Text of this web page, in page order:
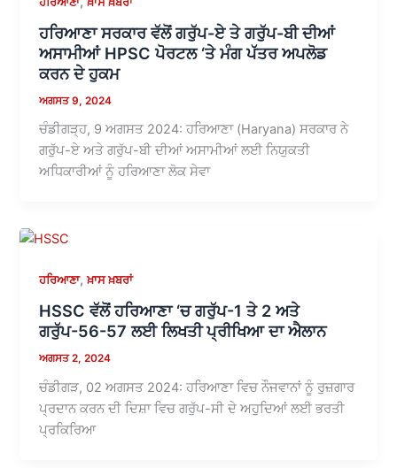
ਹਰਿਆਣਾ ਸਰਕਾਰ ਵੱਲੋਂ ਗਰੁੱਪ-ਏ ਤੇ ਗਰੁੱਪ-ਬੀ ਦੀਆਂ
ਅਸਾਮੀਆਂ HPSC ਪੋਰਟਲ ‘ਤੇ ਮੰਗ ਪੱਤਰ ਅਪਲੋਡ
ਕਰਨ ਦੇ ਹੁਕਮ
ਅਗਸਤ 9, 2024
ਚੰਡੀਗੜ੍ਹ, 9 ਅਗਸਤ 2024: ਹਰਿਆਣਾ (Haryana) ਸਰਕਾਰ ਨੇ
ਗਰੁੱਪ-ਏ ਅਤੇ ਗਰੁੱਪ-ਬੀ ਦੀਆਂ ਅਸਾਮੀਆਂ ਲਈ ਨਿਯੁਕਤੀ
ਅਧਿਕਾਰੀਆਂ ਨੂੰ ਹਰਿਆਣਾ ਲੋਕ ਸੇਵਾ
ਹਰਿਆਣਾ,ਖ਼ਾਸ ਖ਼ਬਰਾਂ
HSSC ਵੱਲੋਂ ਹਰਿਆਣਾ ‘ਚ ਗਰੁੱਪ-1 ਤੇ 2 ਅਤੇ
ਗਰੁੱਪ-56-57 ਲਈ ਲਿਖਤੀ ਪ੍ਰੀਖਿਆ ਦਾ ਐਲਾਨ
ਅਗਸਤ 2, 2024
ਚੰਡੀਗੜ, 02 ਅਗਸਤ 2024: ਹਰਿਆਣਾ ਵਿਚ ਨੌਜਵਾਨਾਂ ਨੂੰ ਰੁਜ਼ਗਾਰ
ਪ੍ਰਦਾਨ ਕਰਨ ਦੀ ਦਿਸ਼ਾ ਵਿਚ ਗਰੁੱਪ-ਸੀ ਦੇ ਅਹੁਦਿਆਂ ਲਈ ਭਰਤੀ
ਪ੍ਰਕਿਰਿਆ